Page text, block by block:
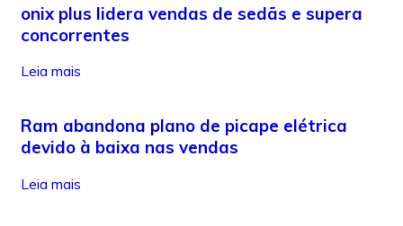
onix plus lidera vendas de sedãs e supera
concorrentes
Leia mais
Ram abandona plano de picape elétrica
devido à baixa nas vendas
Leia mais